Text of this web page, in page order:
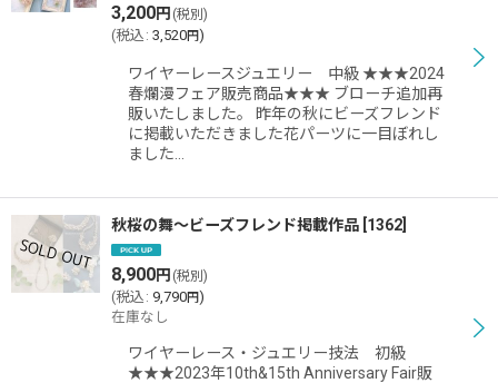
3,200円 (税別)
(税込 : 3,520円)
ワイヤーレースジュエリー 中級 ★★★2024
春爛漫フェア販売商品★★★ ブローチ追加再
販いたしました。 昨年の秋にビーズフレンド
に掲載いただきました花パーツに一目ぼれし
ました…
秋桜の舞〜ビーズフレンド掲載作品 1362
8,900円 (税別)
(税込 : 9,790円)
在庫なし
ワイヤーレース・ジュエリー技法 初級
★★★2023年10th&15th Anniversary Fair販